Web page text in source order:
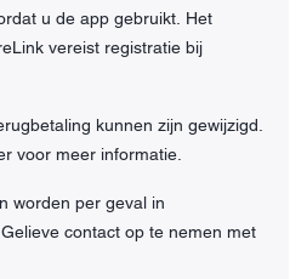
u de app gebruikt. Het
vereist registratie bij
kunnen zijn gewijzigd.
voor meer informatie.
worden per geval in
contact op te nemen met